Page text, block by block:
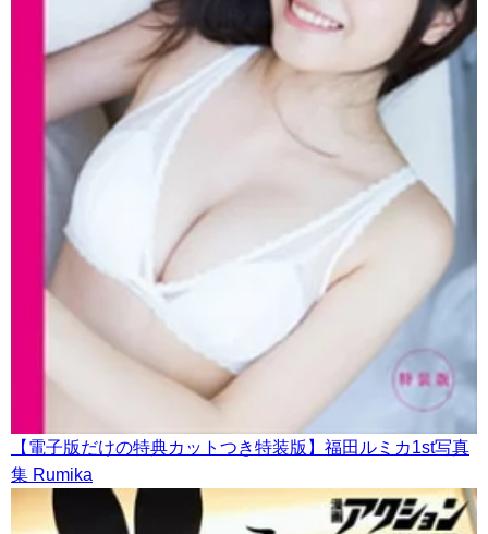
【電子版だけの特典カットつき特装版】福田ルミカ1st写真
集 Rumika